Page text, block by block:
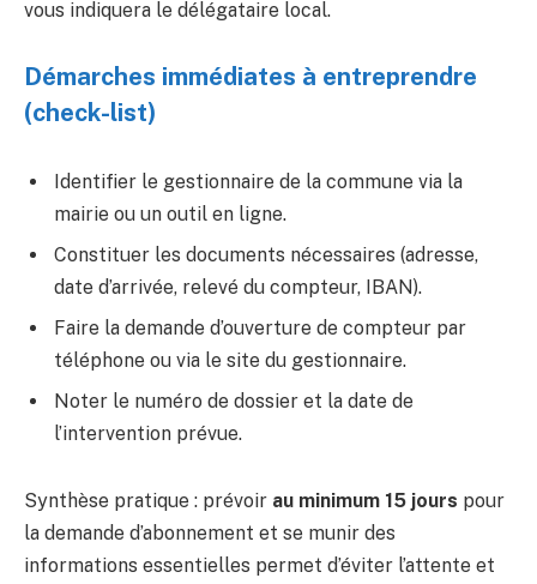
vous indiquera le délégataire local.
Démarches immédiates à entreprendre
(check-list)
Identifier le gestionnaire de la commune via la
mairie ou un outil en ligne.
Constituer les documents nécessaires (adresse,
date d’arrivée, relevé du compteur, IBAN).
Faire la demande d’ouverture de compteur par
téléphone ou via le site du gestionnaire.
Noter le numéro de dossier et la date de
l’intervention prévue.
Synthèse pratique : prévoir au minimum 15 jours pour
la demande d’abonnement et se munir des
informations essentielles permet d’éviter l’attente et